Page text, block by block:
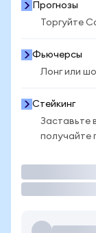
Прогнозы
Торгуйте
Фьючерсы
Лонг или
Стейкинг
Заставьте
получайте